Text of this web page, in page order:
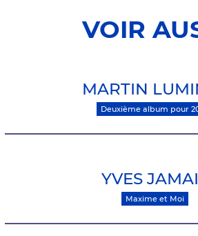
VOIR
MARTIN
Deuxième album pour
YVES
Maxime et Moi